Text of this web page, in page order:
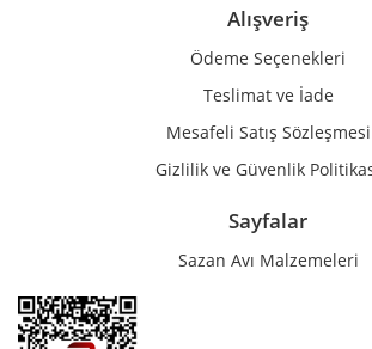
Alışveriş
Ödeme Seçenekleri
Teslimat ve İade
Mesafeli Satış Sözleşmesi
Gizlilik ve Güvenlik
Sayfalar
Sazan Avı Malzemeleri